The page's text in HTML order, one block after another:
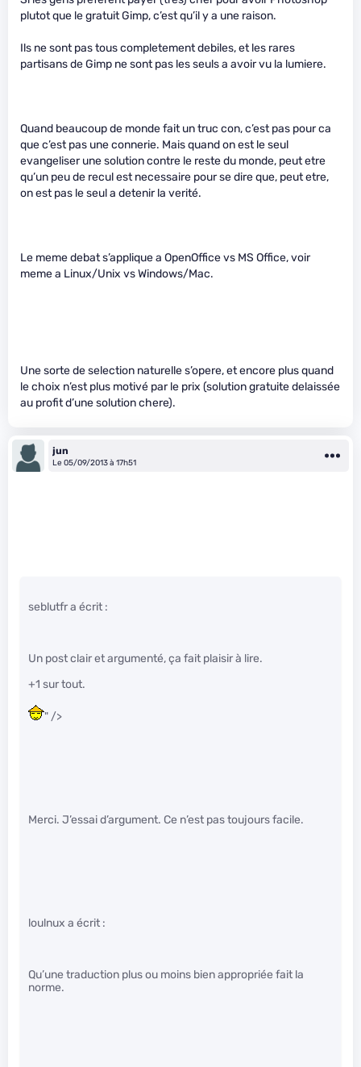
plutot que le gratuit Gimp, c’est qu’il y a une raison.
Ils ne sont pas tous completement debiles, et les rares
partisans de Gimp ne sont pas les seuls a avoir vu la lumiere.
Quand beaucoup de monde fait un truc con, c’est pas pour ca
que c’est pas une connerie. Mais quand on est le seul
evangeliser une solution contre le reste du monde, peut etre
qu’un peu de recul est necessaire pour se dire que, peut etre,
on est pas le seul a detenir la verité.
Le meme debat s’applique a OpenOffice vs MS Office, voir
meme a Linux/Unix vs Windows/Mac.
Une sorte de selection naturelle s’opere, et encore plus quand
le choix n’est plus motivé par le prix (solution gratuite delaissée
au profit d’une solution chere).
jun
Le 05/09/2013 à 17h51
seblutfr a écrit :
Un post clair et argumenté, ça fait plaisir à lire.
+1 sur tout.
" />
Merci. J’essai d’argument. Ce n’est pas toujours facile.
loulnux a écrit :
Qu’une traduction plus ou moins bien appropriée fait la
norme.